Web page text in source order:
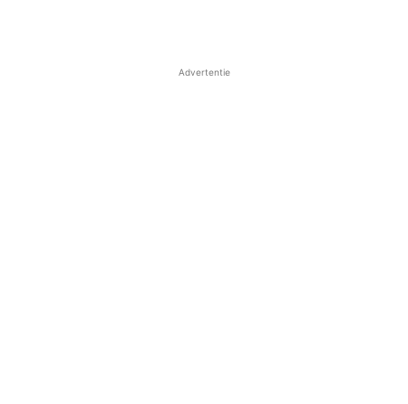
Advertentie